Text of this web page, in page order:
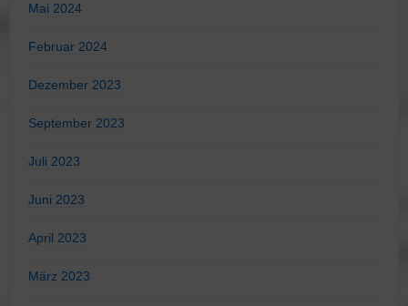
Mai 2024
Februar 2024
Dezember 2023
September 2023
Juli 2023
Juni 2023
April 2023
März 2023